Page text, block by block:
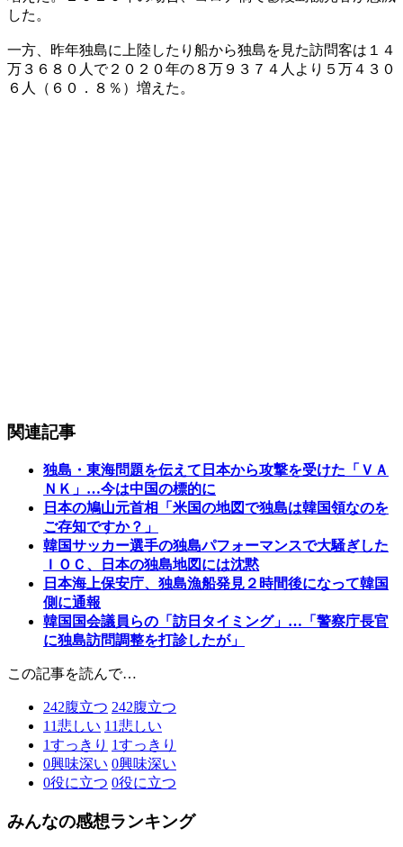
した。
一方、昨年独島に上陸したり船から独島を見た訪問客は１４
万３６８０人で２０２０年の８万９３７４人より５万４３０
６人（６０．８％）増えた。
関連記事
独島・東海問題を伝えて日本から攻撃を受けた「ＶＡ
ＮＫ」…今は中国の標的に
日本の鳩山元首相「米国の地図で独島は韓国領なのを
ご存知ですか？」
韓国サッカー選手の独島パフォーマンスで大騒ぎした
ＩＯＣ、日本の独島地図には沈黙
日本海上保安庁、独島漁船発見２時間後になって韓国
側に通報
韓国国会議員らの「訪日タイミング」…「警察庁長官
に独島訪問調整を打診したが」
この記事を読んで…
242腹立つ 242腹立つ
11悲しい 11悲しい
1すっきり 1すっきり
0興味深い 0興味深い
0役に立つ 0役に立つ
みんなの感想ランキング